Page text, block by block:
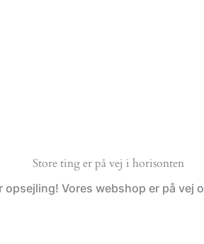
Store ting er på vej i horisonten
Vores webshop er på vej